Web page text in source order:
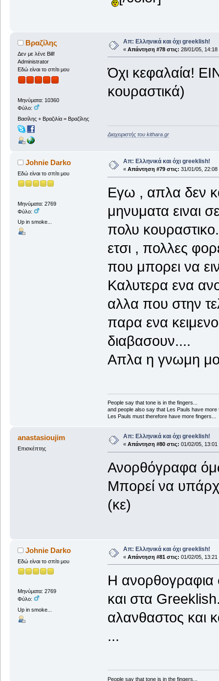
Βραζίλης
Δεν με λένε Bill!
Administrator
Εδώ είναι το σπίτι μου
Μηνύματα: 10360
Φύλο:
Βασίλης + Βραζιλία = Βραζίλης
Απ: Ελληνικά και όχι greeklish!
« Απάντηση #78 στις: 28/01/05, 14:18
Όχι κεφαλαία!
κουραστικά)
Διαχειριστής του kithara.gr
Johnie Darko
Εδώ είναι το σπίτι μου
Μηνύματα: 2769
Φύλο:
Up in smoke...
Απ: Ελληνικά και όχι greeklish!
« Απάντηση #79 στις: 31/01/05, 22:08
Εγω , απλα δεν
μηνυματα ειναι
πολυ
ετσι , πολλες
που μπορει να
Καλυτερα ενα
αλλα που στην
παρα ενα
διαβασουν....
Απλα η γνωμη
People say that tone is in the fingers...
and people also say that Les Pauls have more
Les Pauls must therefore have more fingers...
anastasioujim
Επισκέπτης
Απ: Ελληνικά και όχι greeklish!
« Απάντηση #80 στις: 01/02/05, 13:01
Ανορθόγραφα
Μπορεί να
(κε)
Johnie Darko
Εδώ είναι το σπίτι μου
Μηνύματα: 2769
Φύλο:
Up in smoke...
Απ: Ελληνικά και όχι greeklish!
« Απάντηση #81 στις: 01/02/05, 13:21
Η ανορθογραφια
και στα
αλανθαστος και
...
People say that tone is in the fingers...